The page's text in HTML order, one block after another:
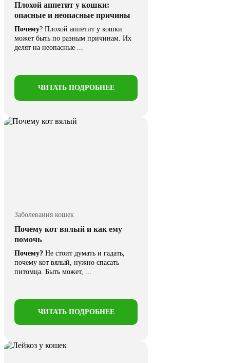
Плохой аппетит у кошки:
опасные и неопасные причины
Почему? Плохой аппетит у кошки
может быть по разным причинам. Их
делят на неопасные ...
ЧИТАТЬ ПОДРОБНЕЕ
Заболевания кошек
Почему кот вялый и как ему
помочь
Почему? Не стоит думать и гадать,
почему кот вялый, нужно спасать
питомца. Быть может, ...
ЧИТАТЬ ПОДРОБНЕЕ